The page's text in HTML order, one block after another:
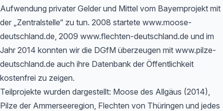
Aufwendung privater Gelder und Mittel vom Bayernprojekt mit
der „Zentralstelle“ zu tun. 2008 startete www.moose-
deutschland.de, 2009 www.flechten-deutschland.de und im
Jahr 2014 konnten wir die DGfM überzeugen mit www.pilze-
deutschland.de auch ihre Datenbank der Öffentlichkeit
kostenfrei zu zeigen.
Teilprojekte wurden dargestellt: Moose des Allgäus (2014),
Pilze der Ammerseeregion, Flechten von Thüringen und jedes